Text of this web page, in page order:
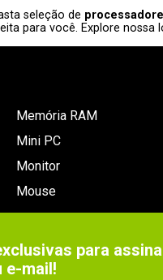
seleção de
para você. Explore nossa
Memória RAM
Mini PC
Monitor
Mouse
para
e-mail!